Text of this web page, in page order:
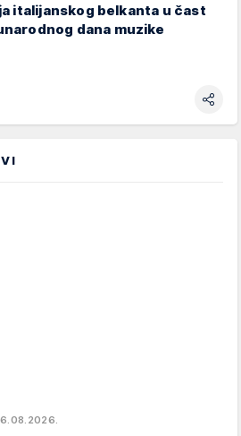
italijanskog belkanta u čast
dana muzike